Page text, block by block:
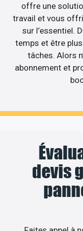
offre une
travail et vous
sur l’essentiel.
temps et être
tâches. Alors
abonnement et
devis